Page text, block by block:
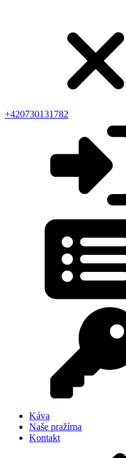
+420730131782
Káva
Naše pražírna
Kontakt